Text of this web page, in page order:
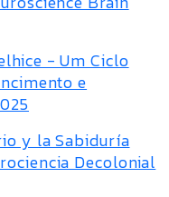
- Um Ciclo
e
y la Sabiduría
Decolonial